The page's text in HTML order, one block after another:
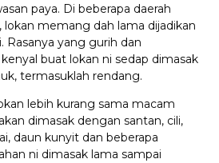
paya. Di beberapa daerah
lokan memang dah lama dijadikan
Rasanya yang gurih dan
buat lokan ni sedap dimasak
termasuklah rendang.
lebih kurang sama macam
dimasak dengan santan, cili,
daun kunyit dan beberapa
ni dimasak lama sampai